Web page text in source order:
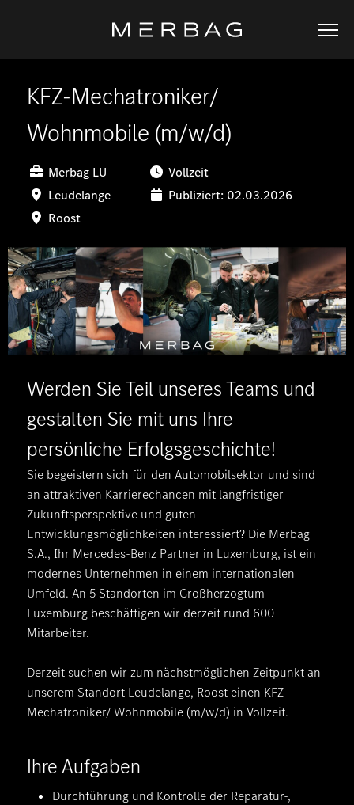
KFZ-Mechatroniker/
Wohnmobile (m/w/d)
Merbag LU
Leudelange
Roost
Vollzeit
Publiziert: 02.03.2026
Werden Sie Teil unseres Teams und
gestalten Sie mit uns Ihre
persönliche Erfolgsgeschichte!
Sie begeistern sich für den Automobilsektor und sind
an attraktiven Karrierechancen mit langfristiger
Zukunftsperspektive und guten
Entwicklungsmöglichkeiten interessiert? Die Merbag
S.A., Ihr Mercedes-Benz Partner in Luxemburg, ist ein
modernes Unternehmen in einem internationalen
Umfeld. An 5 Standorten im Großherzogtum
Luxemburg beschäftigen wir derzeit rund 600
Mitarbeiter.
Derzeit suchen wir zum nächstmöglichen Zeitpunkt an
unserem Standort Leudelange, Roost einen KFZ-
Mechatroniker/ Wohnmobile (m/w/d) in Vollzeit.
Ihre Aufgaben
Durchführung und Kontrolle der Reparatur-,